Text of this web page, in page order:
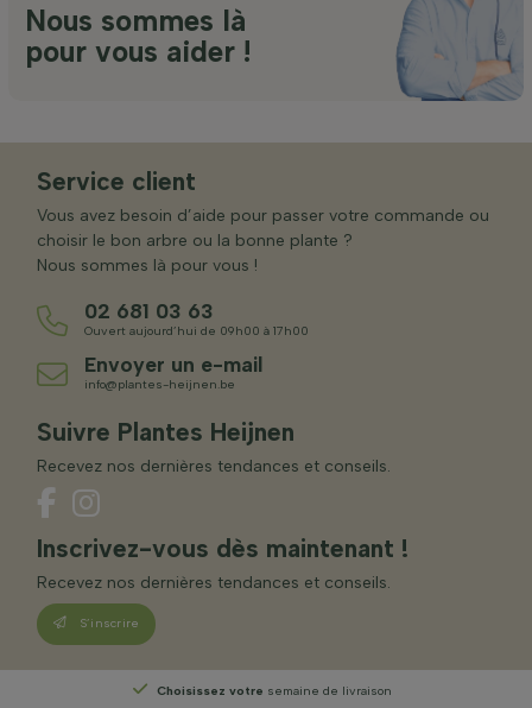
Nous sommes là
pour vous aider !
Service client
Vous avez besoin d’aide pour passer votre commande ou
choisir le bon arbre ou la bonne plante ?
Nous sommes là pour vous !
02 681 03 63
Ouvert aujourd’hui de 09h00 à 17h00
Envoyer un e-mail
info@plantes-heijnen.be
Suivre Plantes Heijnen
Recevez nos dernières tendances et conseils.
Inscrivez-vous dès maintenant !
Recevez nos dernières tendances et conseils.
S’inscrire
Choisissez votre semaine de livraison